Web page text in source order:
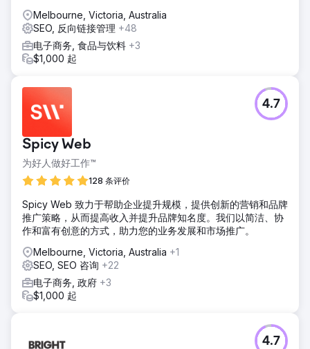
Melbourne, Victoria, Australia
SEO, 反向链接管理 +48
电子商务, 食品与饮料 +3
$1,000 起
Spicy Web
为好人做好工作™
128 条评价
4.7
Spicy Web 致力于帮助企业提升规模，提供创新的营销和品牌
推广策略，从而提高收入并提升品牌知名度。我们以简洁、协
作和富有创意的方式，助力您的业务发展和市场推广。
Melbourne, Victoria, Australia +1
SEO, SEO 咨询 +22
电子商务, 政府 +3
$1,000 起
4.7